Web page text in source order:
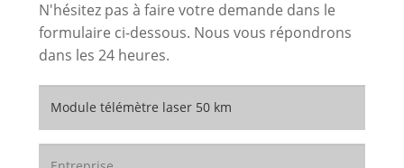
N'hésitez pas à faire votre demande dans le
formulaire ci-dessous. Nous vous répondrons
dans les 24 heures.